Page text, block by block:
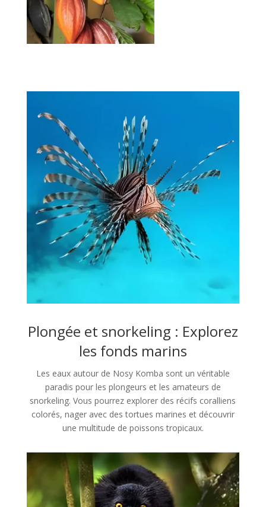
Plongée et snorkeling : Explorez
les fonds marins
Les eaux autour de Nosy Komba sont un véritable
paradis pour les plongeurs et les amateurs de
snorkeling. Vous pourrez explorer des récifs coralliens
colorés, nager avec des tortues marines et découvrir
une multitude de poissons tropicaux.